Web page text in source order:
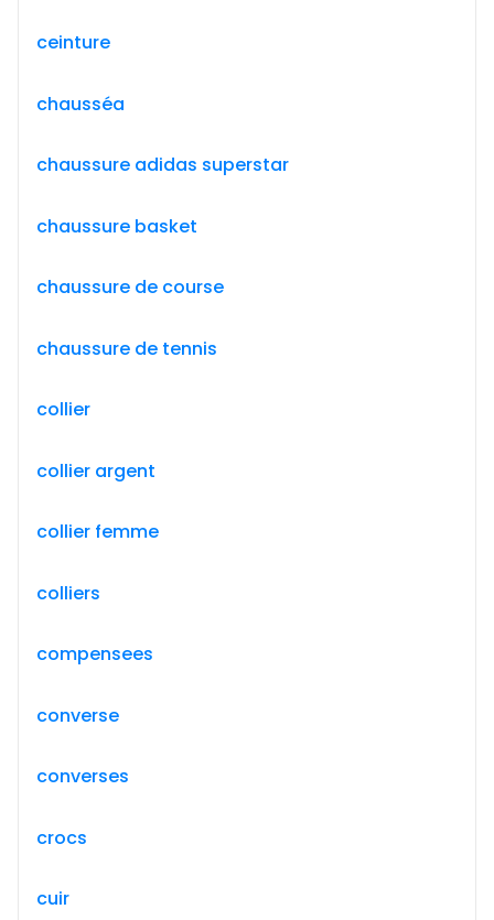
ceinture
chausséa
chaussure adidas superstar
chaussure basket
chaussure de course
chaussure de tennis
collier
collier argent
collier femme
colliers
compensees
converse
converses
crocs
cuir